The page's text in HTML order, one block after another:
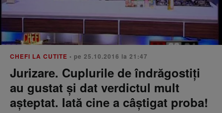
CHEFI LA CUTITE • pe 25.10.2016 la 21:47
Jurizare. Cuplurile de îndrăgostiți
au gustat și dat verdictul mult
așteptat. Iată cine a câștigat proba!